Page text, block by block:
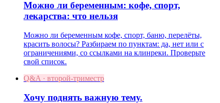
Можно ли беременным: кофе, спорт,
лекарства: что нельзя
Можно ли беременным кофе, спорт, баню, перелёты,
красить волосы? Разбираем по пунктам: да, нет или с
ограничениями, со ссылками на клинреки. Проверьте
свой список.
Q&A · второй-триместр
Хочу поднять важную тему.